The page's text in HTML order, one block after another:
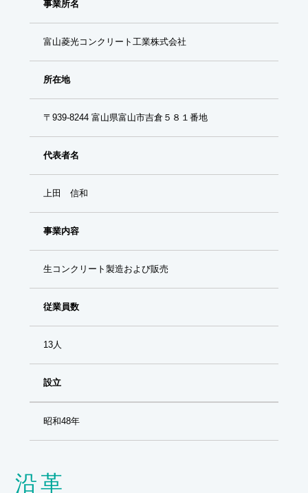
事業所名
富山菱光コンクリート工業株式会社
所在地
〒939-8244 富山県富山市吉倉５８１番地
代表者名
上田 信和
事業内容
生コンクリート製造および販売
従業員数
13人
設立
昭和48年
沿革